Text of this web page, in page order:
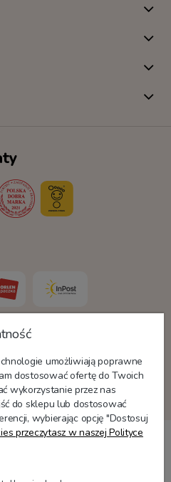
umożliwiają poprawne
dostosować ofertę do Twoich
wykorzystanie przez nas
do sklepu lub dostosować
wybierając opcję "Dostosuj
przeczytasz w naszej Polityce